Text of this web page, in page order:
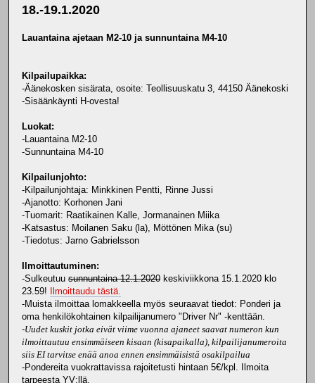
18.-19.1.2020
Lauantaina ajetaan M2-10 ja sunnuntaina M4-10
Kilpailupaikka:
-Äänekosken sisärata, osoite: Teollisuuskatu 3, 44150 Äänekoski
-Sisäänkäynti H-ovesta!
Luokat:
-Lauantaina M2-10
-Sunnuntaina M4-10
Kilpailunjohto:
-Kilpailunjohtaja: Minkkinen Pentti, Rinne Jussi
-Ajanotto: Korhonen Jani
-Tuomarit: Raatikainen Kalle, Jormanainen Miika
-Katsastus: Moilanen Saku (la), Möttönen Mika (su)
-Tiedotus: Jarno Gabrielsson
Ilmoittautuminen:
-Sulkeutuu sunnuntaina 12.1.2020 keskiviikkona 15.1.2020 klo
23.59!
Ilmoittaudu tästä.
-Muista ilmoittaa lomakkeella myös seuraavat tiedot: Ponderi ja
oma henkilökohtainen kilpailijanumero "Driver Nr" -kenttään.
-Uudet kuskit jotka eivät viime vuonna ajaneet saavat numeron kun
ilmoittautuu ensimmäiseen kisaan (kisapaikalla), kilpailijanumeroita
siis EI tarvitse enää anoa ennen ensimmäisistä osakilpailua
-Pondereita vuokrattavissa rajoitetusti hintaan 5€/kpl. Ilmoita
tarpeesta YV:llä.